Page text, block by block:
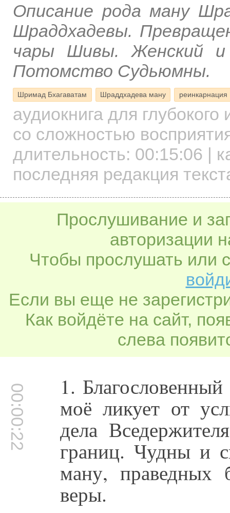
Описание рода ману
Шраддхадевы.
чары Шивы. Женский и
Потомство Судьюмны.
Шримад Бхагаватам Шраддхадева ману реинкарнация
аудиокнига для
со сложностью
длительность: 00:15:06 |
последняя редакция
Прослушивание и
авторизации
Чтобы прослушать или
Если вы еще не
Как войдёте на сайт,
слева
00:00:22 1.
моё ликует от
дела
границ. Чудны и
ману, праведных
веры.